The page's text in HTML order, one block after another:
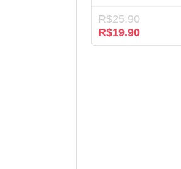
R$25.90
O
preço
R$19.90O
preço